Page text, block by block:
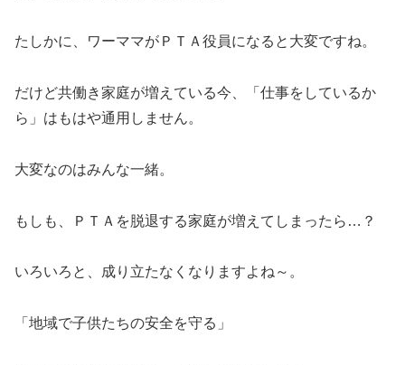
たしかに、ワーママがＰＴＡ役員になると大変ですね。
だけど共働き家庭が増えている今、「仕事をしているか
ら」はもはや通用しません。
大変なのはみんな一緒。
もしも、ＰＴＡを脱退する家庭が増えてしまったら…？
いろいろと、成り立たなくなりますよね～。
「地域で子供たちの安全を守る」